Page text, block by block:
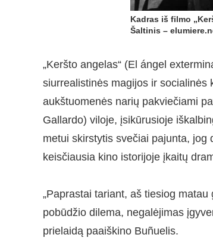
Kadras iš filmo
Šaltinis –
„Keršto angelas“ (El ángel
siurrealistinės magijos ir socialinės
aukštuomenės narių pakviečiami
Gallardo) viloje, įsikūrusioje
metui skirstytis svečiai pajunta,
keisčiausia kino istorijoje įkaitų
„Paprastai tariant, aš tiesiog
pobūdžio dilema, negalėjimas
prielaidą paaiškino Buñuelis.